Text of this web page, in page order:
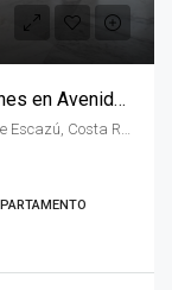
Exclusivo Apartamento de 4 Habitaciones en Avenida Escazú